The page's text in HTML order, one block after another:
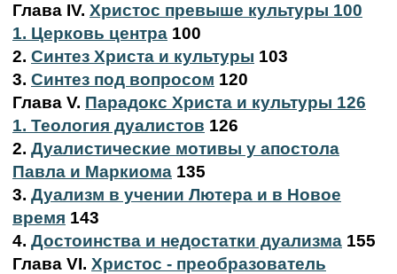
Глава IV. Христос превыше культуры 100
1. Церковь центра 100
2. Синтез Христа и культуры 103
3. Синтез под вопросом 120
Глава V. Парадокс Христа и культуры 126
1. Теология дуалистов 126
2. Дуалистические мотивы у апостола
Павла и Маркиома 135
3. Дуализм в учении Лютера и в Новое
время 143
4. Достоинства и недостатки дуализма 155
Глава VI. Христос - преобразователь